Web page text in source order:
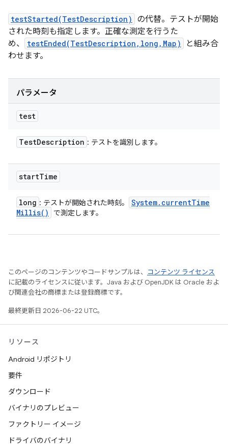
testStarted(TestDescription)
の代替。テストが開始
された時刻も指定します。正確な測定を行うた
め、
testEnded(TestDescription,long,Map)
と組み合
わせます。
パラメータ
test
TestDescription : テストを識別します。
startTime
long : テストが開始された時刻。 System. currentTime
Millis( ) で測定します。
このページのコンテンツやコードサンプルは、
コンテンツ ライセンス
に記載のライセンスに従います。Java および OpenJDK は Oracle およ
び関連会社の商標または登録商標です。
最終更新日 2026-06-22 UTC。
リソース
Android リポジトリ
要件
ダウンロード
バイナリのプレビュー
ファクトリー イメージ
ドライバのバイナリ